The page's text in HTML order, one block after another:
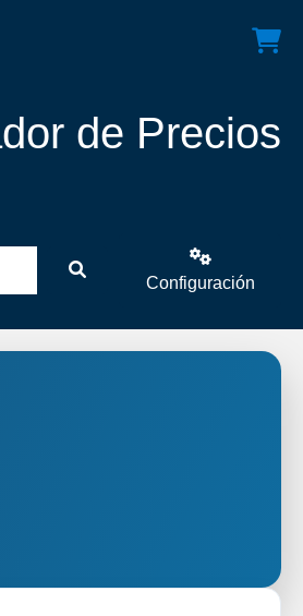
de Precios
Configuración